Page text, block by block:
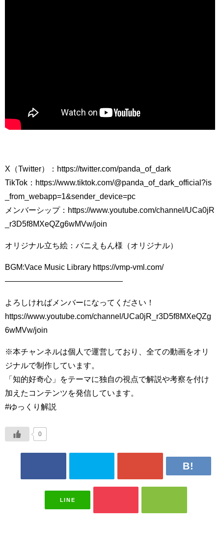
X（Twitter）：https://twitter.com/panda_of_dark
TikTok：https://www.tiktok.com/@panda_of_dark_official?is
_from_webapp=1&sender_device=pc
メンバーシップ：https://www.youtube.com/channel/UCa0jR
_r3D5f8MXeQZg6wMVw/join
オリジナル立ち絵：バニえもん様（オリジナル）
BGM:Vace Music Library https://vmp-vml.com/
———————————————
よろしければメンバーになってください！
https://www.youtube.com/channel/UCa0jR_r3D5f8MXeQZg
6wMVw/join
※本チャンネルは個人で運営しており、全ての動画をオリ
ジナルで制作しています。
「知的好奇心」をテーマに独自の視点で解説や考察を付け
加えたコンテンツを発信しています。
#ゆっくり解説
0
LINE